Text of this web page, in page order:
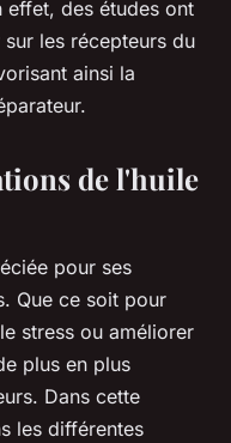
effet, des études ont
les récepteurs du
ainsi la
de l'huile
pour ses
Que ce soit pour
stress ou améliorer
plus en plus
Dans cette
les différentes